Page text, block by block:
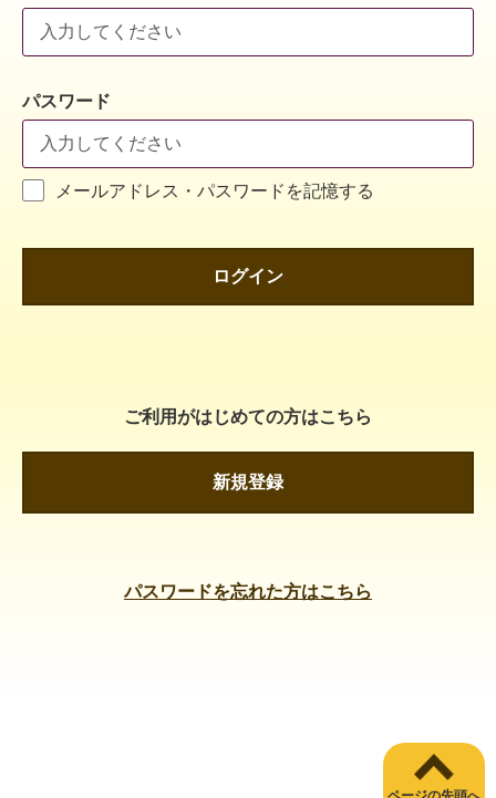
パスワード
メールアドレス・パスワードを記憶する
ログイン
ご利用がはじめての方はこちら
新規登録
パスワードを忘れた方はこちら